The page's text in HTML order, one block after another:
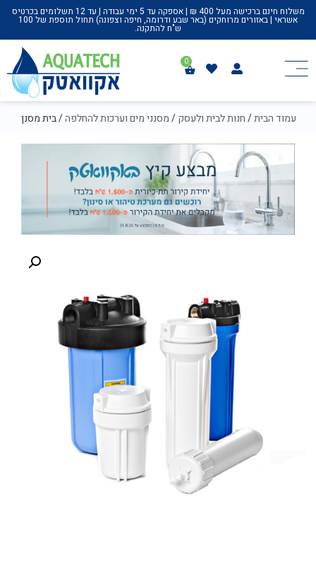
משלוח חינם ברכישה מעל 400 ₪ | אספקה עד 5 ימי עבודה | עד 12 תשלומים בכרטיס
אשראי | באזורים מרוחקים (באר שבע ודרומה, חיפה וצפונה) תחול תוספת של 100
ש"ח להתקנה.
עמוד הבית/חנות לבית ולעסק/מסנני מים וערכות להחלפה/ בית מסנן